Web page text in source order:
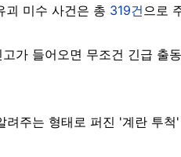
괴 미수 사건은 총 319건 으로
가 들어오면 무조건 긴급 출
주는 형태로 퍼진 '계란 투